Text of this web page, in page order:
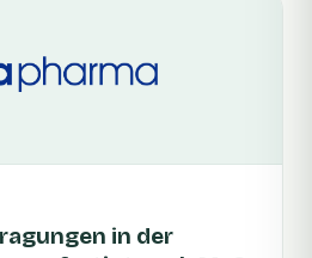
in der